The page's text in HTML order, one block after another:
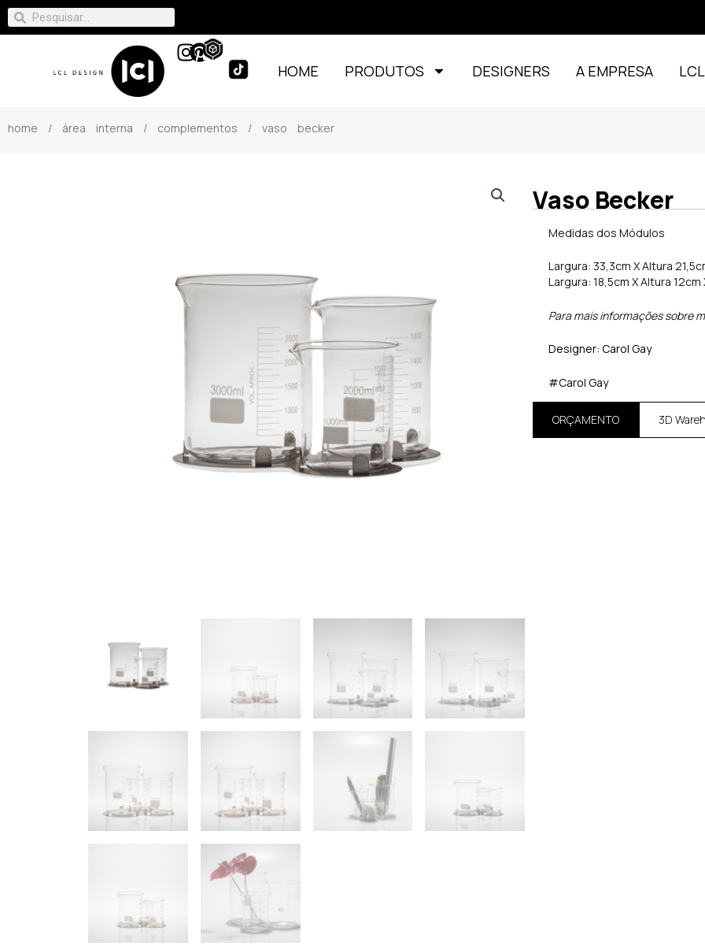
HOME PRODUTOS DESIGNERS A EMPRESA
home / área interna / complementos / vaso becker
Vaso Becker
Medidas dos Módulos
Largura: 33,3cm X Altura
Largura: 18,5cm X Altura
Para mais informações sobre
Designer: Carol Gay
#Carol Gay
ORÇAMENTO 3D